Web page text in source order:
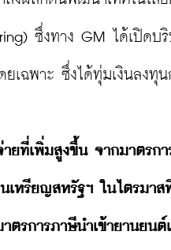
ซึ่งทาง GM ได้เปิดบ
เฉพาะ ซึ่งได้ทุ่มเงินลง
ที่เพิ่มสูงขึ้น จากมาตรกา
หรียญสหรัฐฯ ในไตรมาส
รการภาษีนำเข้ายานยนต์